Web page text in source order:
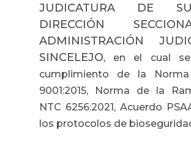
JUDICATURA DE
DIRECCIÓN
ADMINISTRACIÓN
SINCELEJO, en el cual
cumplimiento de la
9001:2015, Norma de la
NTC 6256:2021, Acuerdo
los protocolos de